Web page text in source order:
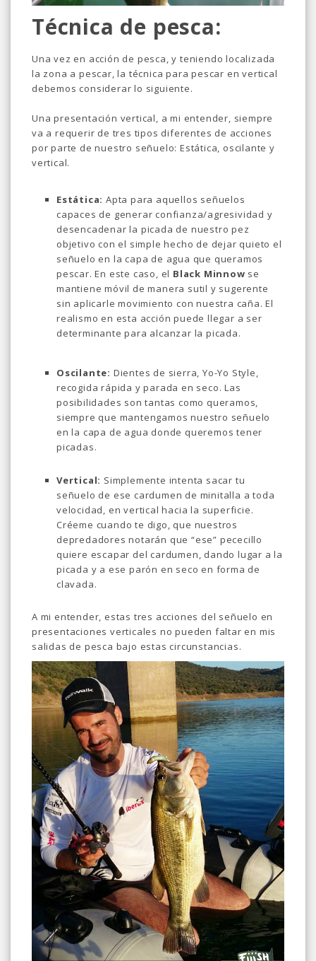
Técnica de pesca:
Una vez en acción de pesca, y teniendo localizada
la zona a pescar, la técnica para pescar en vertical
debemos considerar lo siguiente.
Una presentación vertical, a mi entender, siempre
va a requerir de tres tipos diferentes de acciones
por parte de nuestro señuelo: Estática, oscilante y
vertical.
Estática: Apta para aquellos señuelos
capaces de generar confianza/agresividad y
desencadenar la picada de nuestro pez
objetivo con el simple hecho de dejar quieto el
señuelo en la capa de agua que queramos
pescar. En este caso, el Black Minnow se
mantiene móvil de manera sutil y sugerente
sin aplicarle movimiento con nuestra caña. El
realismo en esta acción puede llegar a ser
determinante para alcanzar la picada.
Oscilante: Dientes de sierra, Yo-Yo Style,
recogida rápida y parada en seco. Las
posibilidades son tantas como queramos,
siempre que mantengamos nuestro señuelo
en la capa de agua donde queremos tener
picadas.
Vertical: Simplemente intenta sacar tu
señuelo de ese cardumen de minitalla a toda
velocidad, en vertical hacia la superficie.
Créeme cuando te digo, que nuestros
depredadores notarán que “ese” pececillo
quiere escapar del cardumen, dando lugar a la
picada y a ese parón en seco en forma de
clavada.
A mi entender, estas tres acciones del señuelo en
presentaciones verticales no pueden faltar en mis
salidas de pesca bajo estas circunstancias.